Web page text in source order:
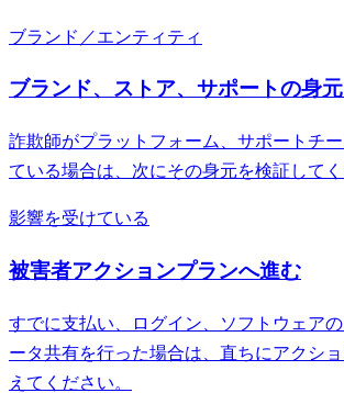
ブランド／エンティティ
ブランド、ストア、サポートの身
詐欺師がプラットフォーム、サポートチ
ている場合は、次にその身元を検証してく
影響を受けている
被害者アクションプランへ進む
すでに支払い、ログイン、ソフトウェア
ータ共有を行った場合は、直ちにアクシ
えてください。